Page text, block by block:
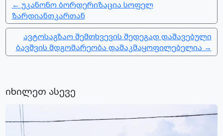
← უკანონო ბორდერიზაცია სოფელ
ზარდიანთკართან
ავტოსაგზაო შემთხვევის შედეგად დაშავებული
ბავშვის მდგომარეობა დამაკმაყოფილებელია →
იხილეთ ასევე